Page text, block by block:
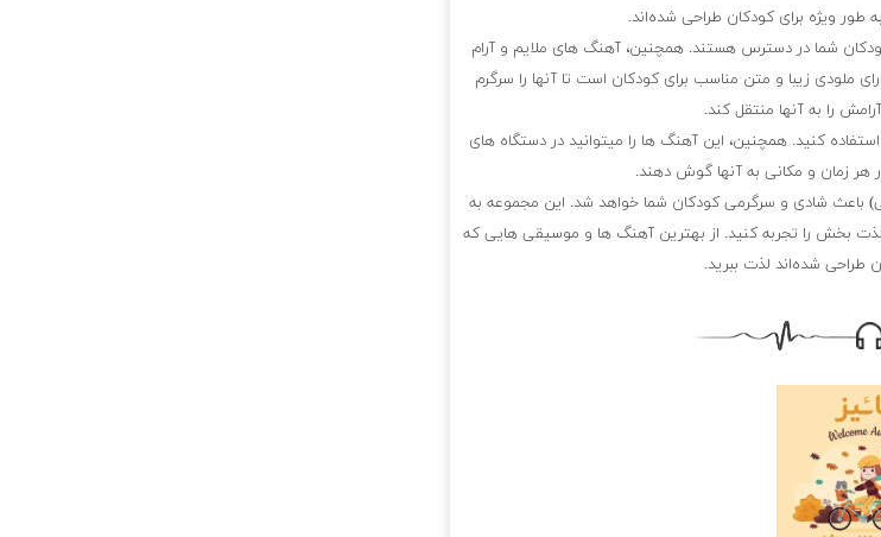
ویژه برای کودکان طراحی شده‌اند.
شما در دسترس هستند. همچنین، آهنگ های ملایم و آرام
ملودی زیبا و متن مناسب برای کودکان است تا آنها را سرگرم
را به آنها منتقل کند.
کنید. همچنین، این آهنگ ها را میتوانید در دستگاه های
هر زمان و مکانی به آنها گوش دهند.
باعث شادی و سرگرمی کودکان شما خواهد شد. این مجموعه به
لذت بخش را تجربه کنید. از بهترین آهنگ ها و موسیقی هایی که
طراحی شده‌اند لذت ببرید.